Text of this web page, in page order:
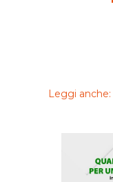
Leggi anche: